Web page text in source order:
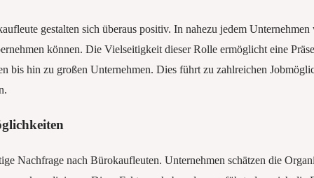
gestalten sich überaus positiv. In nahezu jedem
können. Die Vielseitigkeit dieser Rolle ermöglicht eine
bis hin zu großen Unternehmen. Dies führt zu zahlreichen
Nachfrage nach Bürokaufleuten. Unternehmen schätzen die